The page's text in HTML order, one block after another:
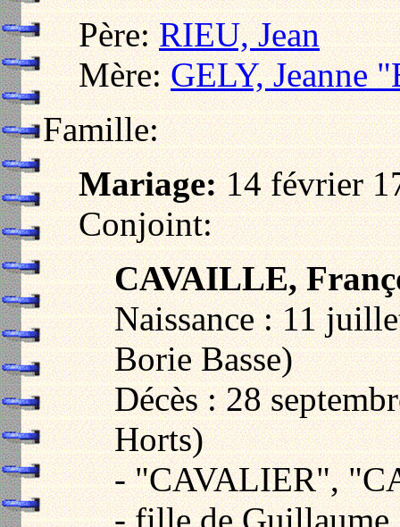
Père:RIEU, Jean
Mère:GELY, Jeanne
Famille:
Mariage:14 février
Conjoint:
CAVAILLE,
Naissance : 11
Borie Basse)
Décès : 28
Horts)
- "CAVALIER",
- fille de